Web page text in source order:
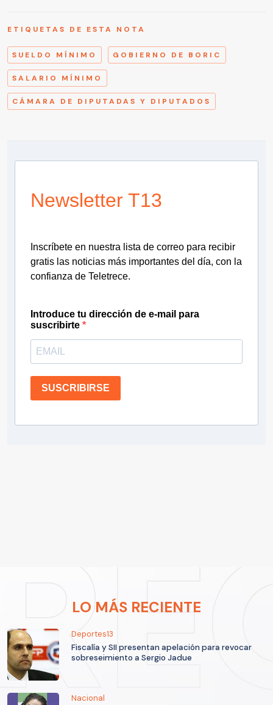
ETIQUETAS DE ESTA NOTA
SUELDO MÍNIMO GOBIERNO DE BORIC
SALARIO MÍNIMO
CÁMARA DE DIPUTADAS Y DIPUTADOS
Newsletter T13
Inscríbete en nuestra lista de correo para recibir
gratis las noticias más importantes del día, con la
confianza de Teletrece.
Introduce tu dirección de e-mail para
suscribirte
SUSCRIBIRSE
LO MÁS RECIENTE
Deportes13
Fiscalía y SII presentan apelación para revocar
sobreseimiento a Sergio Jadue
Nacional